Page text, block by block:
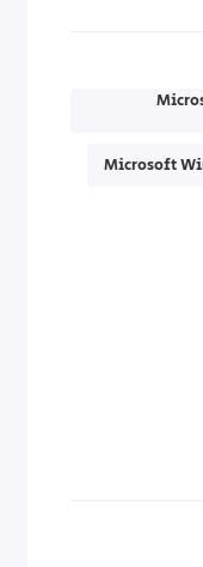
Microsoft